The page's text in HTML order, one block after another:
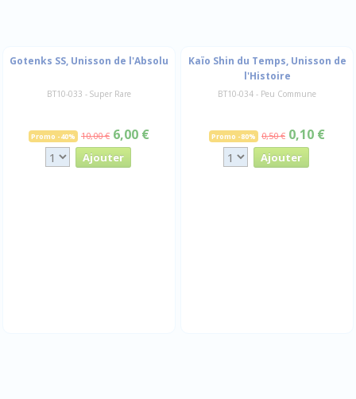
Gotenks SS, Unisson de l'Absolu
BT10-033 - Super Rare
Promo -40% 10,00 € 6,00 €
Kaïo Shin du Temps, Unisson de
l'Histoire
BT10-034 - Peu Commune
Promo -80% 0,50 € 0,10 €